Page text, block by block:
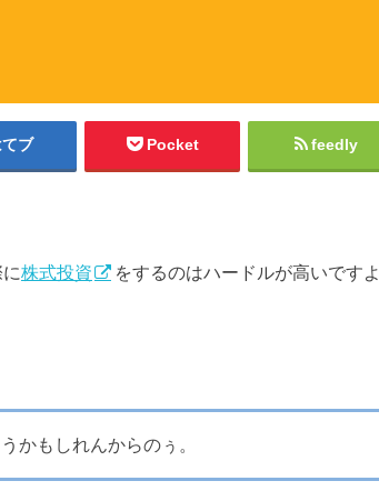
てブ Pocket feedly
株式投資
をするのはハードルが高いですよ
かもしれんからのぅ。